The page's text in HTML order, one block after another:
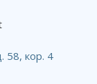
58, кор. 4